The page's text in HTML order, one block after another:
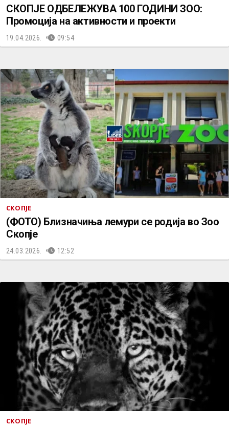
СКОПЈЕ ОДБЕЛЕЖУВА 100 ГОДИНИ ЗОО:
Промоција на активности и проекти
19.04.2026. 09:54
СКОПЈЕ
(ФОТО) Близначиња лемури се родија во Зоо
Скопје
24.03.2026. 12:52
СКОПЈЕ